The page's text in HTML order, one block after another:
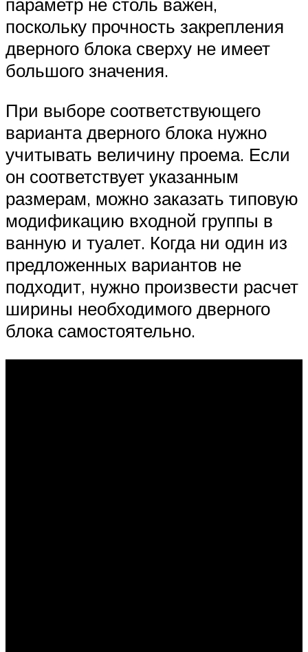
параметр не столь важен,
поскольку прочность закрепления
дверного блока сверху не имеет
большого значения.
При выборе соответствующего
варианта дверного блока нужно
учитывать величину проема. Если
он соответствует указанным
размерам, можно заказать типовую
модификацию входной группы в
ванную и туалет. Когда ни один из
предложенных вариантов не
подходит, нужно произвести расчет
ширины необходимого дверного
блока самостоятельно.